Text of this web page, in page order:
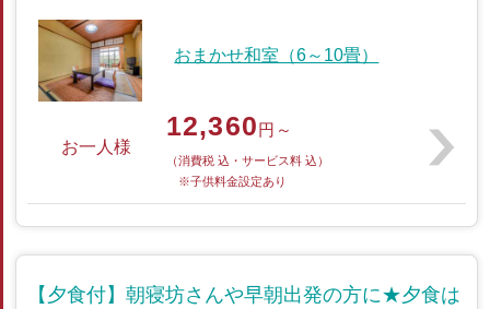
おまかせ和室（6～10畳）
お一人様
12,360円～
（消費税 込・サービス料 込）
※子供料金設定あり
【夕食付】朝寝坊さんや早朝出発の方に★夕食は